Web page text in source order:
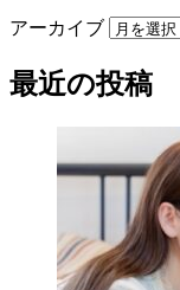
アーカイブ
最近の投稿